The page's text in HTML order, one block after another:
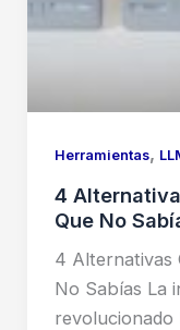
Herramientas,
4
Que No
4 Alternativas
No Sabías La
revolucionado